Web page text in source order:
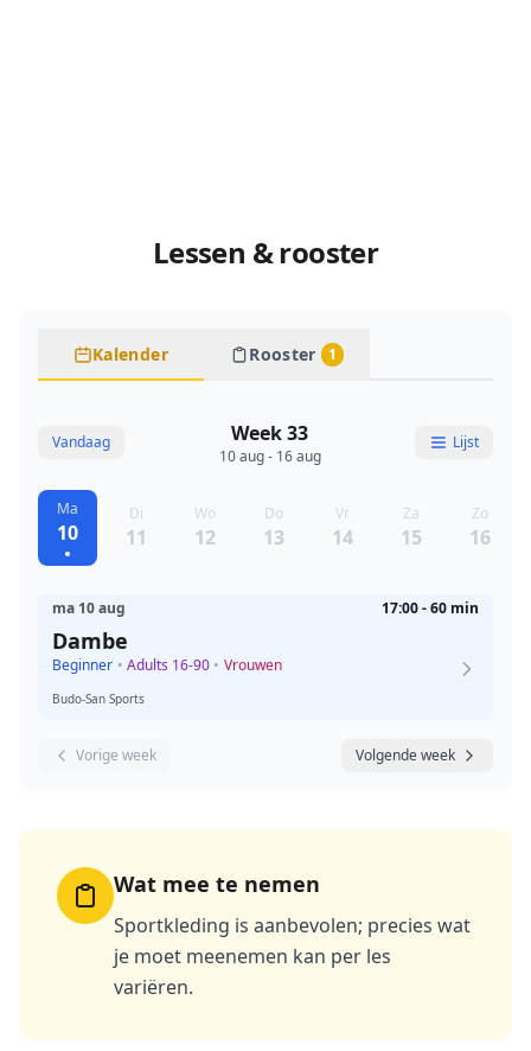
Lessen & rooster
Kalender Rooster 1
Vandaag Week 33
10 aug - 16 aug
Lijst
Ma
10
Di
11
Wo
12
Do
13
Vr
14
Za
15
Zo
16
ma 10 aug 17:00 - 60 min
Dambe
Beginner • Adults 16-90 • Vrouwen
Budo-San Sports
Vorige week Volgende week
Wat mee te nemen
Sportkleding is aanbevolen; precies wat
je moet meenemen kan per les
variëren.